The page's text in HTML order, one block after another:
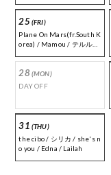
[クロロカンナ]
25 (FRI)
Plane On Mars(fr.South K
orea) / Mamou / テルルス
Beginning Of Sunday
28 (MON)
DAY OFF
31 (THU)
the cibo / シリカ / she's n
o you / Edna / Lailah